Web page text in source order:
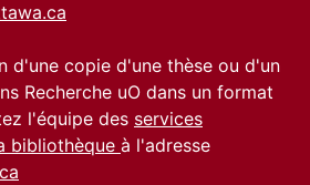
d'une copie d'une thèse ou d'un
Recherche uO dans un format
l'équipe des services
bibliothèque à l'adresse